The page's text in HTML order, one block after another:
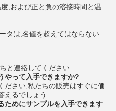
,および正と負の溶接時間と温
タは,名値を超えてはならない.
と連絡してください.
やって入手できますか?
ださい,私たちの販売はすぐに価
るでしょう.
ためにサンプルを入手できます